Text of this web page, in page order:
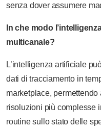
senza dover assumere
In che modo
multicanale?
L’intelligenza artificiale
dati di tracciamento in
marketplace,
risoluzioni più complesse
routine sullo stato delle